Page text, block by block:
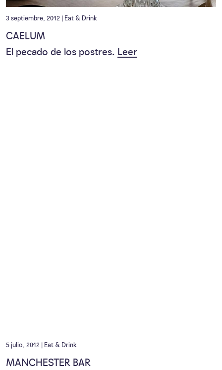
3 septiembre, 2012 | Eat & Drink
CAELUM
El pecado de los postres. Leer
5 julio, 2012 | Eat & Drink
MANCHESTER BAR